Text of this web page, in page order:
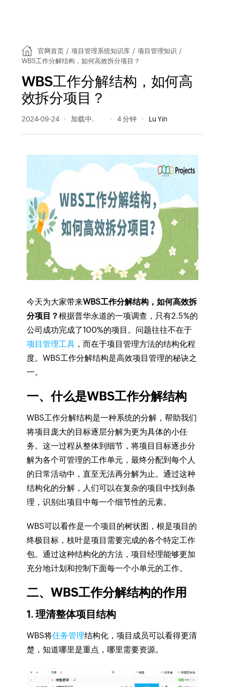
官网首页 / 项目管理系统知识库 / 项目管理知识 /
WBS工作分解结构，如何高效拆分项目？
WBS工作分解结构，如何高
效拆分项目？
2024-09-24 677 阅读量 4 分钟 Lu Yin
今天为大家带来WBS工作分解结构，如何高效拆
分项目？根据普华永道的一项调查，只有2.5%的
公司成功完成了100%的项目。问题往往不在于
项目管理工具，而在于项目管理方法的结构化程
度。WBS工作分解结构是高效项目管理的秘诀之
一。
一、什么是WBS工作分解结构
WBS工作分解结构是一种系统的分解，帮助我们
将项目庞大的目标逐层分解为更为具体的小任
务。这一过程从整体到细节，将项目目标逐步分
解为各个可管理的工作单元，最终分配到每个人
的日常活动中，直至无法再分解为止。通过这种
结构化的分解，人们可以在复杂的项目中找到条
理，识别出项目中每一个细节性的元素。
WBS可以看作是一个项目的树状图，根是项目的
终极目标，枝叶是项目需要完成的各个特定工作
包。通过这种结构化的方法，项目经理能够更加
充分地计划和控制下面每一个小单元的工作。
二、WBS工作分解结构的作用
1. 理清整体项目结构
WBS将任务管理结构化，项目成员可以看得更清
楚，知道哪里是重点，哪里需要资源。